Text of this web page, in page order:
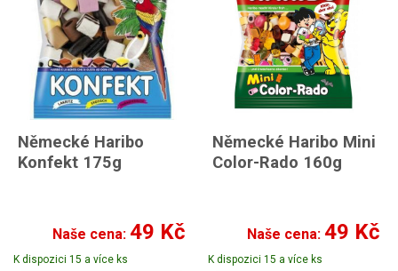
Německé Haribo
Konfekt 175g
Naše cena: 49 Kč
K dispozici 15 a více ks
Německé Haribo Mini
Color-Rado 160g
Naše cena: 49 Kč
K dispozici 15 a více ks